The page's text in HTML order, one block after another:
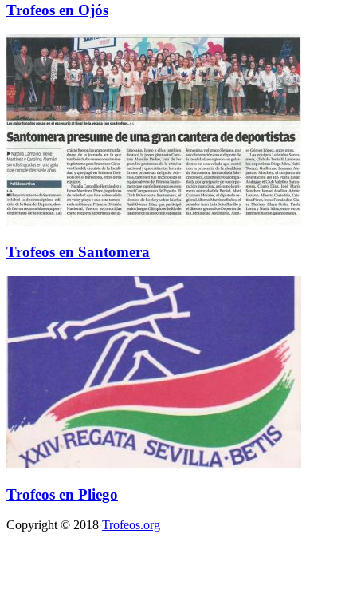
Trofeos en Ojós
Trofeos en Santomera
Trofeos en Pliego
Copyright © 2018 Trofeos.org